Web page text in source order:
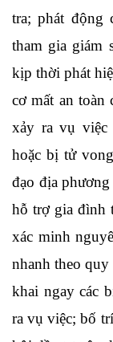
tra; phát động
tham gia giám
kịp thời phát
cơ mất an toàn
xảy ra vụ việc
hoặc bị tử
đạo địa
hỗ trợ gia đình
xác minh
nhanh theo
khai ngay các
ra vụ việc; bố